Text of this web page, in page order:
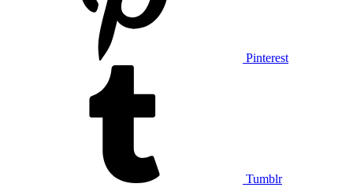
Pinterest
Tumblr